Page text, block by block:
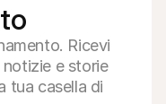
Ricevi
e storie
tua casella di